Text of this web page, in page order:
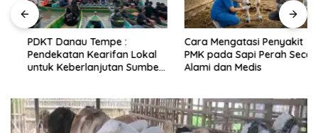
PDKT Danau Tempe :
Pendekatan Kearifan Lokal
untuk Keberlanjutan Sumber
Cara Mengatasi Penyakit
PMK pada Sapi Perah Secara
Alami dan Medis